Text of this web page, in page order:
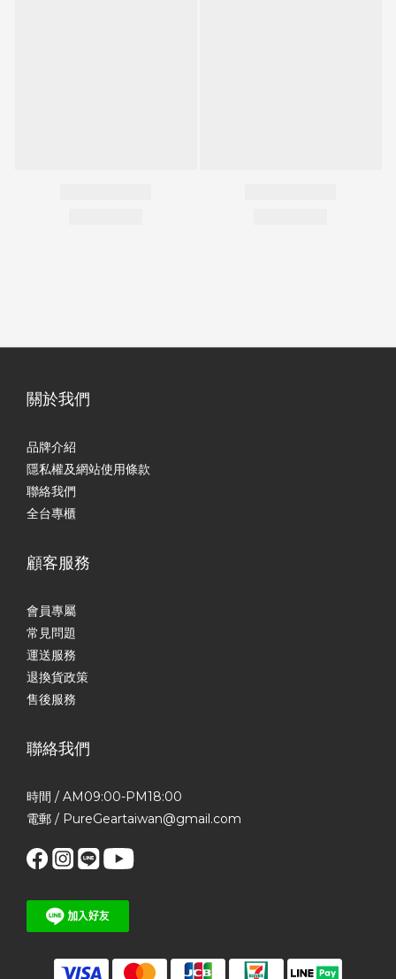
關於我們
品牌介紹
隱私權及網站使用條款
聯絡我們
全台專櫃
顧客服務
會員專屬
常見問題
運送服務
退換貨政策
售後服務
聯絡我們
時間 / AM09:00-PM18:00
電郵 / PureGeartaiwan@gmail.com